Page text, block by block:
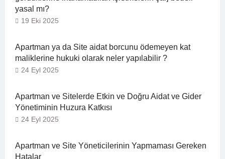
yasal mı?
19 Eki 2025
Apartman ya da Site aidat borcunu ödemeyen kat
maliklerine hukuki olarak neler yapılabilir ?
24 Eyl 2025
Apartman ve Sitelerde Etkin ve Doğru Aidat ve Gider
Yönetiminin Huzura Katkısı
24 Eyl 2025
Apartman ve Site Yöneticilerinin Yapmaması Gereken
Hatalar